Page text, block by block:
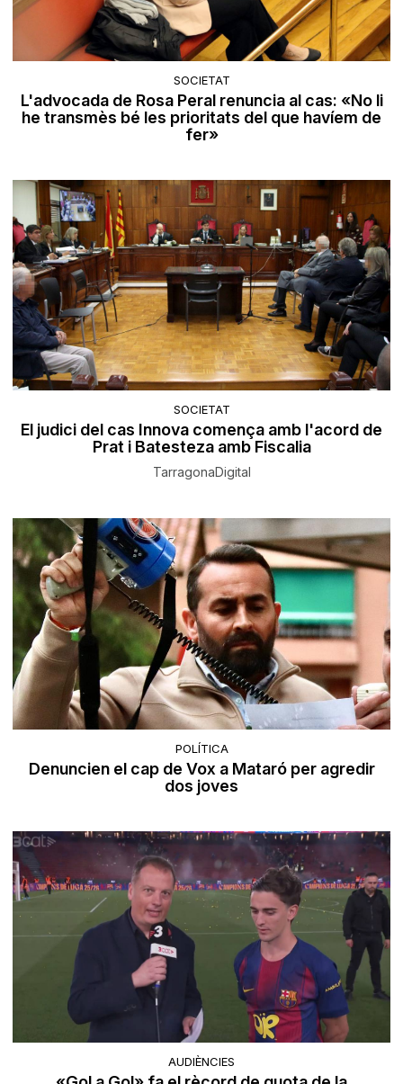
SOCIETAT
L'advocada de Rosa Peral renuncia al cas: «No li
he transmès bé les prioritats del que havíem de
fer»
SOCIETAT
El judici del cas Innova comença amb l'acord de
Prat i Batesteza amb Fiscalia
TarragonaDigital
POLÍTICA
Denuncien el cap de Vox a Mataró per agredir
dos joves
AUDIÈNCIES